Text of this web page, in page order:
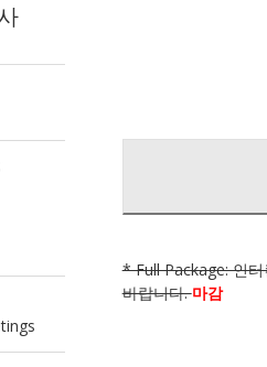
* Full Package: 인
바랍니다.마감